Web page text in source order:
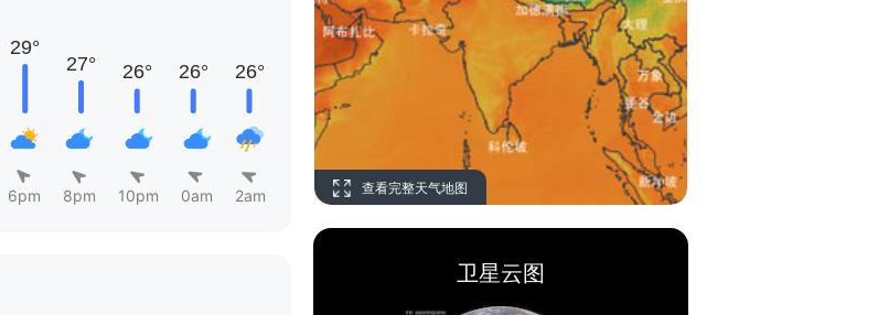
6pm 8pm 10pm 0am 2am 查看完整天气地图
卫星云图